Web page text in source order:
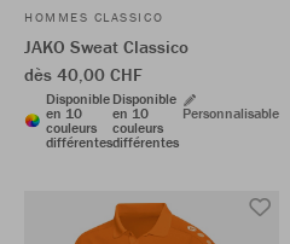
HOMMES CLASSICO
JAKO Sweat Classico
dès 40,00 CHF
Disponible
en 10
couleurs
différentes
Disponible
en 10
couleurs
différentes
Personnalisable